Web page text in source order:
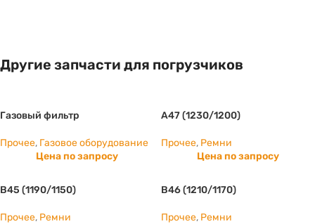
Другие запчасти для погрузчиков
Газовый фильтр
Прочее, Газовое оборудование
Цена по запросу
А47 (1230/1200)
Прочее, Ремни
Цена по запросу
B45 (1190/1150)
Прочее, Ремни
B46 (1210/1170)
Прочее, Ремни